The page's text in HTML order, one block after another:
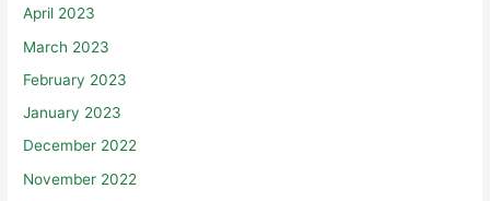
April 2023
March 2023
February 2023
January 2023
December 2022
November 2022